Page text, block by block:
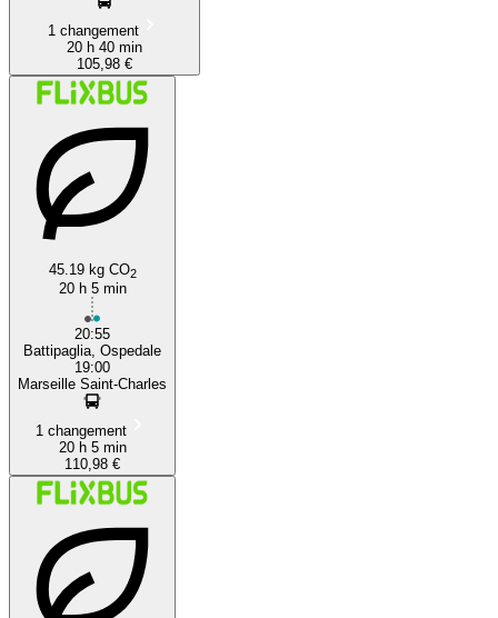
1 changement
20 h 40 min
105,98 €
45.19 kg CO2
20 h 5 min
20:55
Battipaglia, Ospedale
19:00
Marseille Saint-Charles
1 changement
20 h 5 min
110,98 €